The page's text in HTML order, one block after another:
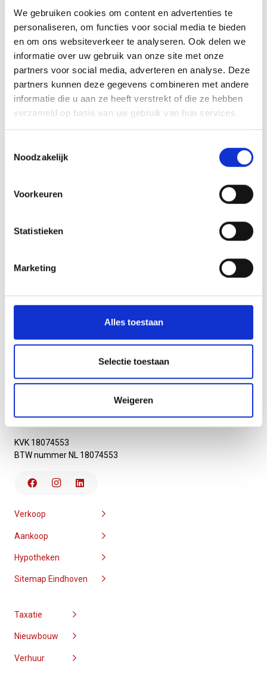
We gebruiken cookies om content en advertenties te
personaliseren, om functies voor social media te bieden
en om ons websiteverkeer te analyseren. Ook delen we
informatie over uw gebruik van onze site met onze
partners voor social media, adverteren en analyse. Deze
partners kunnen deze gegevens combineren met andere
informatie die u aan ze heeft verstrekt of die ze hebben
verzameld op basis van uw gebruik van hun services.
Noodzakelijk
Voorkeuren
Statistieken
Marketing
Alles toestaan
Selectie toestaan
Weigeren
Eindhoven
Meerwater 2
5658 LM Eindhoven
040 2221 661
regioeindhoven@vmg-makelaars.nl
BTW nummer NL 811176757
Kijkduinlaan 95
regiotilburg@vmg-makelaars.nl
KVK 18074553
BTW nummer NL 814301885
Kijkduinlaan 95
wonen@vmg-makelaars.nl
KVK 18074553
BTW nummer NL 18074553
Verkoop
Aankoop
Hypotheken
Sitemap Eindhoven
Taxatie
Nieuwbouw
Verhuur